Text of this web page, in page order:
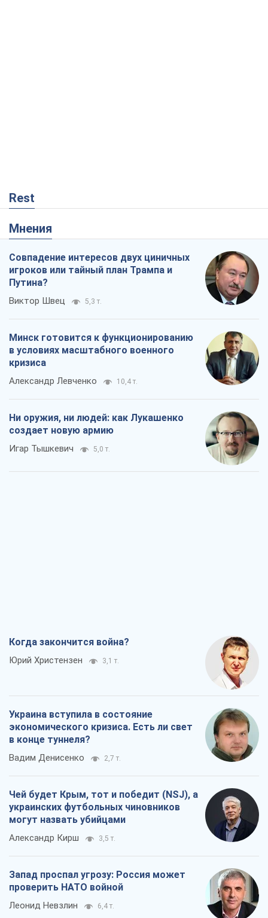
Rest
Мнения
Совпадение интересов двух циничных
игроков или тайный план Трампа и
Путина?
Виктор Швец 5,3 т.
Минск готовится к функционированию
в условиях масштабного военного
кризиса
Александр Левченко 10,4 т.
Ни оружия, ни людей: как Лукашенко
создает новую армию
Игар Тышкевич 5,0 т.
Когда закончится война?
Юрий Христензен 3,1 т.
Украина вступила в состояние
экономического кризиса. Есть ли свет
в конце туннеля?
Вадим Денисенко 2,7 т.
Чей будет Крым, тот и победит (NSJ), а
украинских футбольных чиновников
могут назвать убийцами
Александр Кирш 3,5 т.
Запад проспал угрозу: Россия может
проверить НАТО войной
Леонид Невзлин 6,4 т.